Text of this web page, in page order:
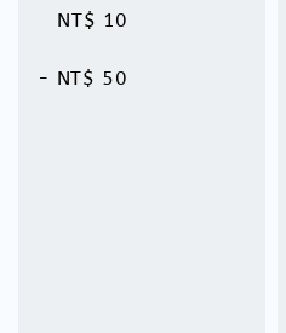
NT$ 10
- NT$ 50